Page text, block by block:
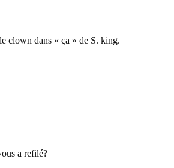
clown dans « ça » de S. king.
a refilé?